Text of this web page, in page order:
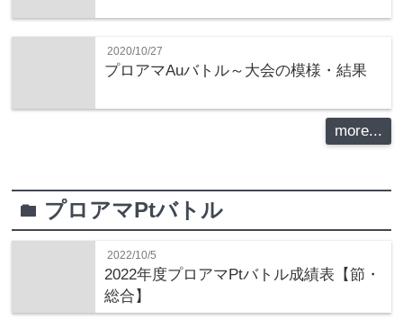
2020/10/27
プロアマAuバトル～大会の模様・結果
more...
folder プロアマPtバトル
2022/10/5
2022年度プロアマPtバトル成績表【節・
総合】